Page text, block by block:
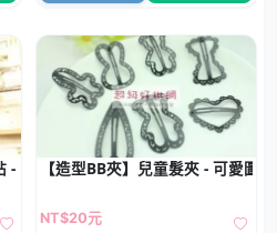
- 魔法氈瀏海固定神器
【造型BB夾】兒童髮夾 - 可愛圖
NT$20元